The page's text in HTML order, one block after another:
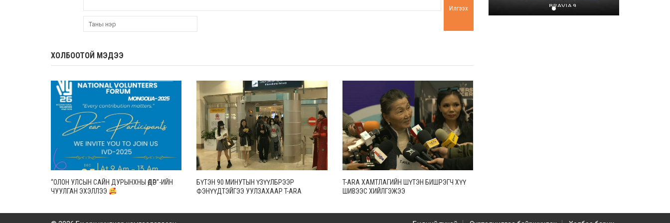
Илгээх
ХОЛБООТОЙ МЭДЭЭ
“ОЛОН УЛСЫН САЙН ДУРЫНХНЫ ӨДӨР”-ИЙН
ЧУУЛГАН ЭХЭЛЛЭЭ
БҮТЭН 90 МИНУТЫН ҮЗҮҮЛБРЭЭР
ФЭНҮҮДТЭЙГЭЭ УУЛЗАХААР T-ARA
T-ARA ХАМТЛАГИЙН ШҮТЭН БИШРЭГЧ ХҮҮ
ШИВЭЭС ХИЙЛГЭЖЭЭ
Хором бүр усаа